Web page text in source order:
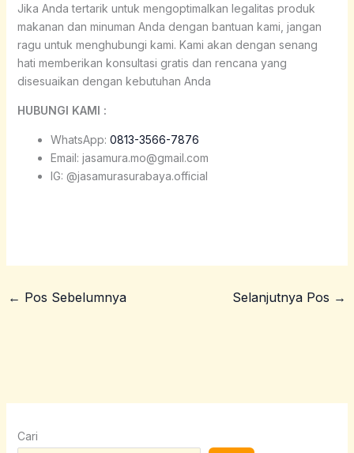
Jika Anda tertarik untuk mengoptimalkan legalitas produk
makanan dan minuman Anda dengan bantuan kami, jangan
ragu untuk menghubungi kami. Kami akan dengan senang
hati memberikan konsultasi gratis dan rencana yang
disesuaikan dengan kebutuhan Anda
HUBUNGI KAMI :
WhatsApp: 0813-3566-7876
Email: jasamura.mo@gmail.com
IG: @jasamurasurabaya.official
← Pos Sebelumnya Selanjutnya Pos →
Cari